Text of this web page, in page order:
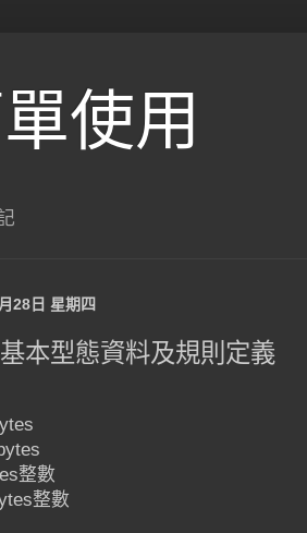
使用
28日 星期四
本型態資料及規則定義
整數
整數